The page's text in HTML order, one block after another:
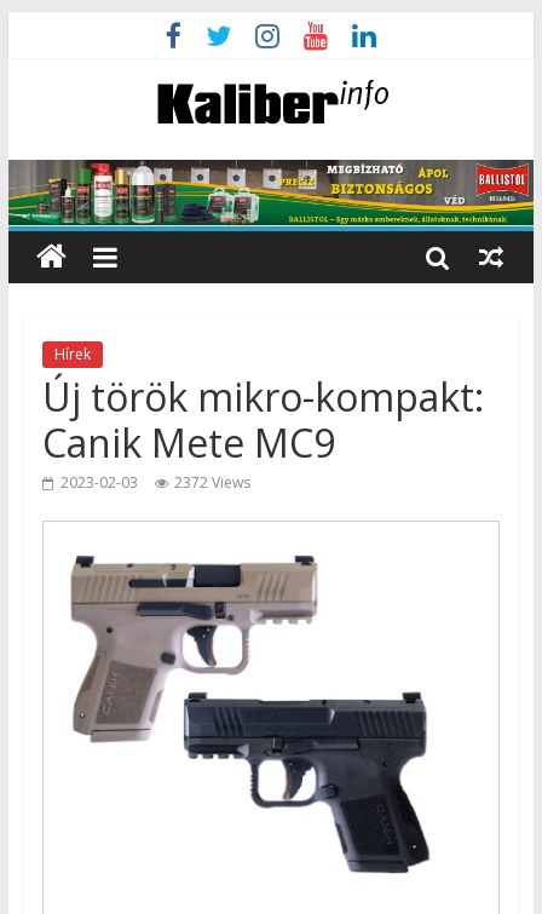
Hírek
Új török mikro-kompakt:
Canik Mete MC9
2023-02-03 2372 Views